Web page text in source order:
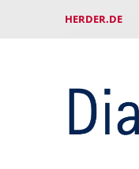
HERDER.DE